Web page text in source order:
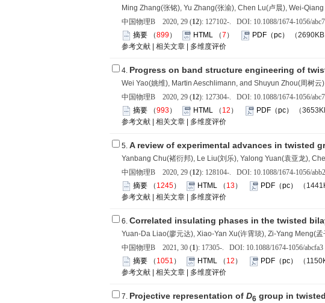
Ming Zhang(张铭), Yu Zhang(张渝), Chen Lu(卢晨), Wei-
中国物理B 2020, 29 (12): 127102-. DOI: 10.1088/1674-1056/
摘要 （899） HTML （7 ） PDF（pc） （
参考文献
相关文章 多维度评价
4. Progress on band structure engineering of
Wei Yao(姚维), Martin Aeschlimann, and Shuyun Zhou(周树云)
中国物理B 2020, 29 (12): 127304-. DOI: 10.1088/1674-1056/
摘要 （993） HTML （ 12 ） PDF（pc） （
参考文献
相关文章 多维度评价
5. A review of experimental advances in twisted
Yanbang Chu(褚衍邦), Le Liu(刘乐), Yalong Yuan(袁亚龙),
中国物理B 2020, 29 (12): 128104-. DOI: 10.1088/1674-1056/
摘要 （ 1245） HTML （ 13） PDF（pc） （
参考文献
相关文章 多维度评价
6. Correlated insulating phases in the twisted
Yuan-Da Liao(廖元达), Xiao-Yan Xu(许霄琰), Zi-Yang Meng(
中国物理B 2021, 30 (1): 17305-. DOI: 10.1088/1674-1056/abcfa3
摘要 （ 1051 ） HTML （ 12 ） PDF（pc） （
参考文献
相关文章 多维度评价
7. Projective representation of D6 group in